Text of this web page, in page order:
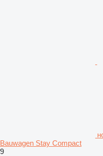
Bauwagen Stay Compact
9